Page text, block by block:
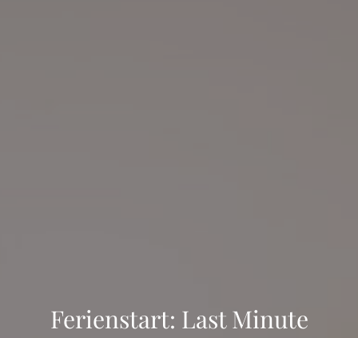
Ferienstart: Last Minute